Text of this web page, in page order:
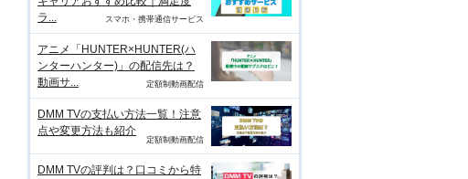
ラ...
スマホ・携帯通信サービス
アニメ「HUNTER×HUNTER(ハ
ンターハンター)」の配信先は？
動画サ...
定額制動画配信
DMM TVの支払い方法一覧！注意
点や変更方法も紹介
定額制動画配信
DMM TVの評判は？口コミから特